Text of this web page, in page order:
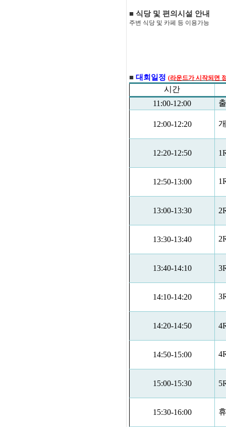
■ 식당 및 편의시설 안내
주변 식당 및 카페 등 이용가능
■ 대회일정 (라운드가 시작되면
시간
11:00-12:00
12:00-12:20
12:20-12:50
12:50-13:00
13:00-13:30
13:30-13:40
13:40-14:10
14:10-14:20
14:20-14:50
14:50-15:00
15:00-15:30
15:30-16:00